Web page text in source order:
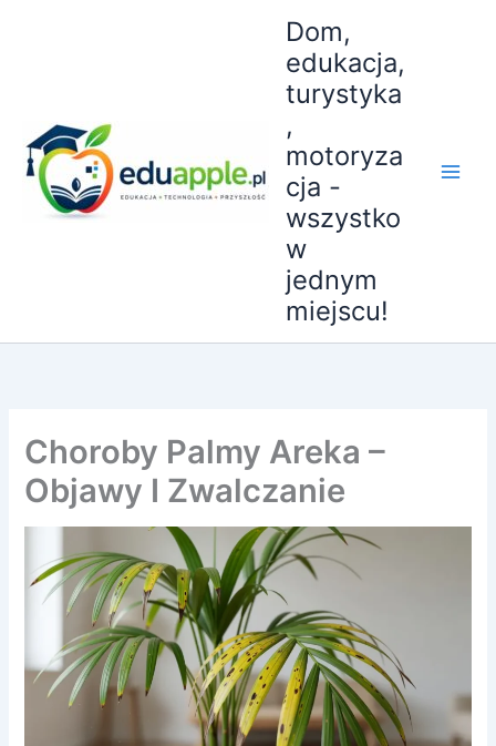
Dom,
edukacja,
turystyka
,
motoryza
cja -
wszystko
w
jednym
miejscu!
Choroby Palmy Areka –
Objawy I Zwalczanie